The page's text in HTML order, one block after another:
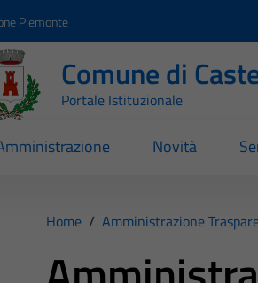
Piemonte
Comune di
Portale Istituzionale
Novità
Home / Amministrazione